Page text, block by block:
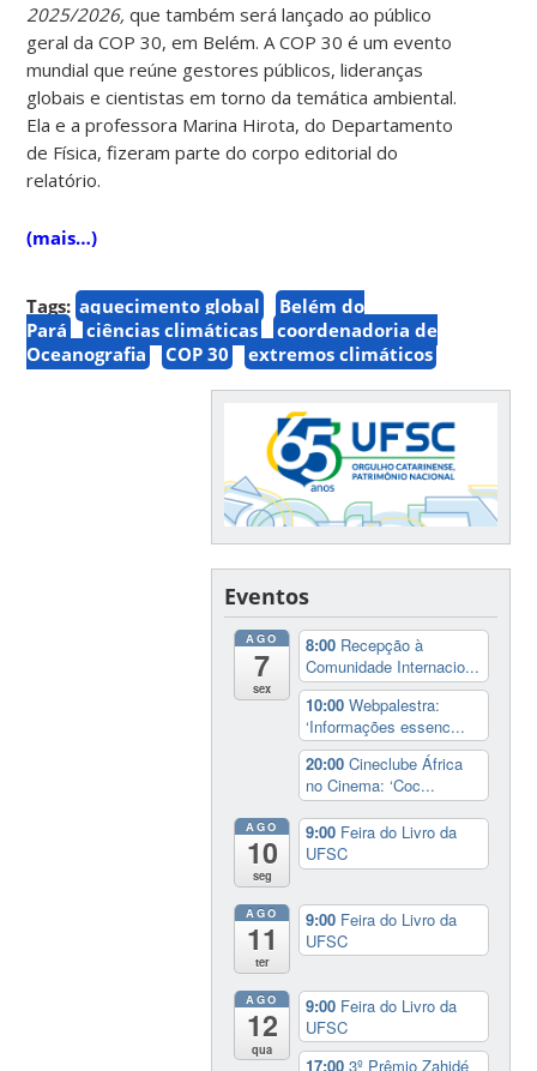
2025/2026,que também será lançado ao público
geral da COP 30, em Belém. A COP 30 é um evento
mundial que reúne gestores públicos, lideranças
globais e cientistas em torno da temática ambiental.
Ela e a professora Marina Hirota, do Departamento
de Física, fizeram parte do corpo editorial do
relatório.
(mais…)
Tags: aquecimento global
Belém do
Pará
ciências climáticas
coordenadoria de
Oceanografia
COP 30 extremos climáticos
Eventos
AGO
7
sex
8:00 Recepção à
Comunidade Internacio...
10:00Webpalestra:
‘Informações essenc...
20:00Cineclube África
no Cinema: ‘Coc...
AGO
10
seg
9:00 Feira do Livro da
UFSC
AGO
11
ter
9:00 Feira do Livro da
UFSC
AGO
12
qua
9:00 Feira do Livro da
UFSC
17:003º Prêmio Zahidé